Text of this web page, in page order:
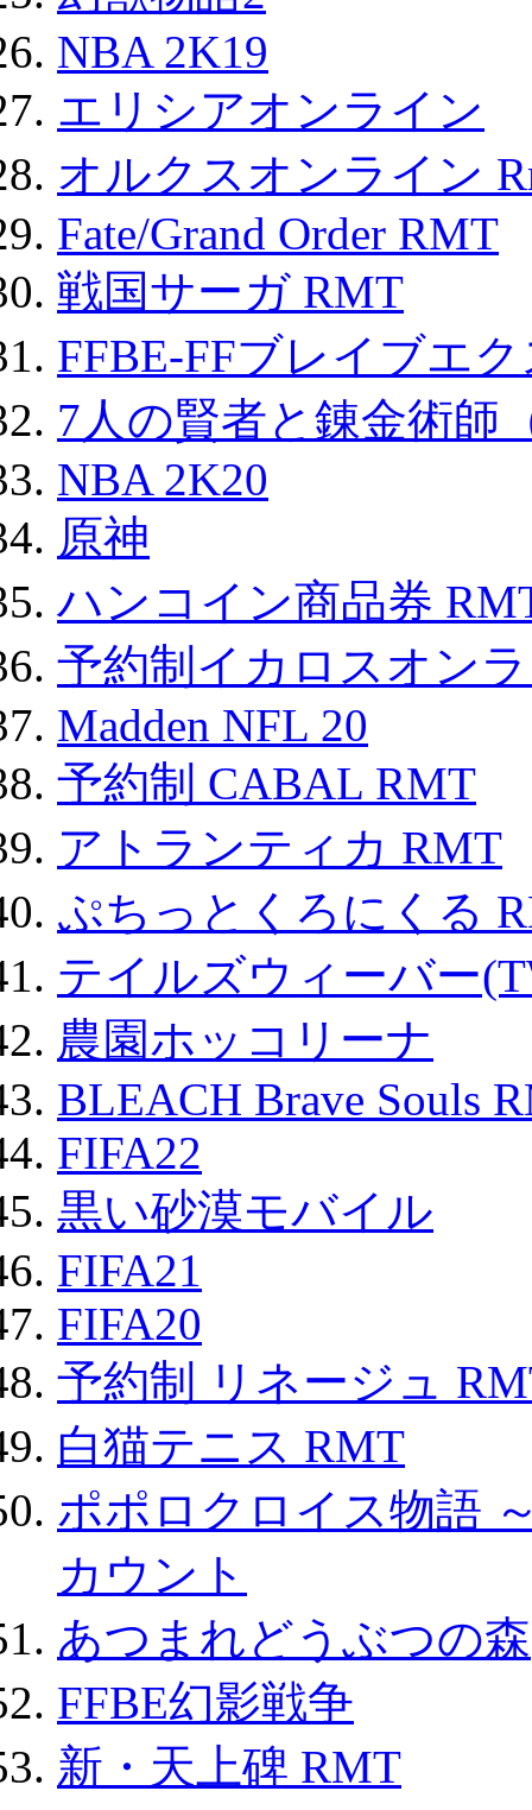
NBA 2K19
エリシアオンライン
オルクスオンライン
Fate/Grand Order RMT
戦国サーガ RMT
FFBE-FFブレイブエ
7人の賢者と錬金術師
NBA 2K20
原神
ハンコイン商品券
予約制イカロスオン
Madden NFL 20
予約制 CABAL RMT
アトランティカ RMT
ぷちっとくろにくる
テイルズウィーバー
農園ホッコリーナ
BLEACH Brave Souls
FIFA22
黒い砂漠モバイル
FIFA21
FIFA20
予約制 リネージュ
白猫テニス RMT
ポポロクロイス物語
カウント
あつまれどうぶつの森
FFBE幻影戦争
新・天上碑 RMT